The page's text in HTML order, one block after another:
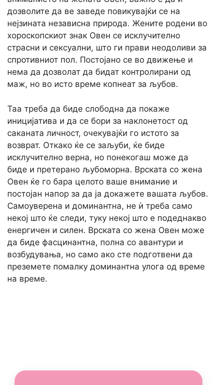
дозволите да ве заведе повикувајќи се на
нејзината независна природа. Жените родени во
хороскопскиот знак Овен се исклучително
страсни и сексуални, што ги прави неодоливи за
спротивниот пол. Постојано се во движење и
нема да дозволат да бидат контролирани од
маж, но во исто време копнеат за љубов.
Таа треба да биде слободна да покаже
иницијатива и да се бори за наклонетост од
саканата личност, очекувајќи го истото за
возврат. Откако ќе се заљуби, ќе биде
исклучително верна, но понекогаш може да
биде и претерано љубоморна. Врската со жена
Овен ќе го бара целото ваше внимание и
постојан напор за да ја докажете вашата љубов.
Самоуверена и доминантна, не ѝ треба само
некој што ќе следи, туку некој што е подеднакво
енергичен и силен. Врската со жена Овен може
да биде фасцинантна, полна со авантури и
возбудувања, но само ако сте подготвени да
преземете помалку доминантна улога од време
на време.